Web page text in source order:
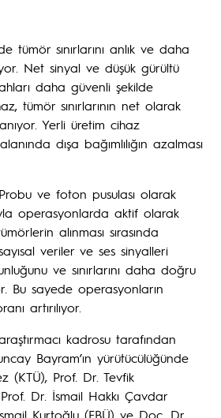
tümör sınırlarını anlık ve daha
Net sinyal ve düşük gürültü
daha güvenli şekilde
tümör sınırlarının net olarak
Yerli üretim cihaz
dışa bağımlılığın azalması
ve foton pusulası olarak
operasyonlarda aktif olarak
alınması sırasında
veriler ve ses sinyalleri
ve sınırlarını daha doğru
Bu sayede operasyonların
artırılıyor.
kadrosu tarafından
Bayram’ın yürütücülüğünde
(KTÜ), Prof. Dr. Tevfik
Dr. İsmail Hakkı Çavdar
Kurtoğlu (FBÜ) ve Doç. Dr.